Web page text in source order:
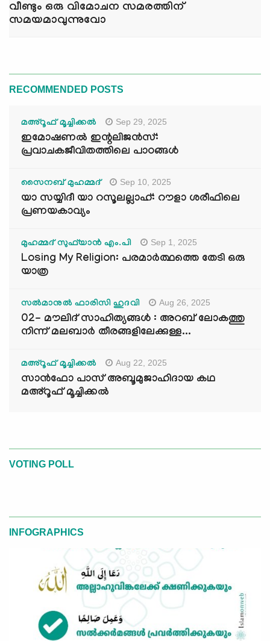
വീണ്ടും ഒരു വിമോചന സമരത്തിന്
സമയമാവുന്നുവോ
RECOMMENDED POSTS
മഅ്റൂഫ് മൂച്ചിക്കല്‍ Sep 29, 2025
ഇമോഷണൽ ഇന്റലിജൻസ്:
പ്രവാചകജീവിതത്തിലെ പാഠങ്ങൾ
സൈനബ് മുഹമ്മദ് Sep 10, 2025
യാ സയ്യിദീ യാ റസൂലല്ലാഹ്: റൗളാ ശരീഫിലെ
പ്രണയകാവ്യം
മുഹമ്മദ് സുഫ്‌യാൻ എം.പി Sep 1, 2025
Losing My Religion: പരമാർത്ഥത്തെ തേടി ഒരു
യാത്ര
സൽമാനുൽ ഫാരിസി ഹുദവി Aug 26, 2025
02- മൗലിദ് സാഹിത്യങ്ങൾ : അറബ് ലോകത്തു
നിന്ന് മലബാർ തീരങ്ങളിലേക്കുള്ള...
മഅ്റൂഫ് മൂച്ചിക്കല്‍ Aug 22, 2025
സാൻഫോ പാസ് അബൂമുജാഹിദായ കഥ
മഅ്റൂഫ് മൂച്ചിക്കല്‍
VOTING POLL
INFOGRAPHICS